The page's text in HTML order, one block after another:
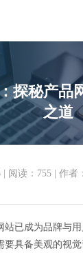
探秘产品
之道
阅读：755 作者
站已成为品牌与
要具备美观的视